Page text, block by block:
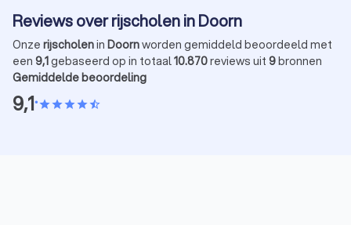
Reviews over rijscholen in Doorn
Onze rijscholenin Doornworden gemiddeld beoordeeld met
een 9,1gebaseerd op in totaal10.870reviews uit 9bronnen
Gemiddelde beoordeling
9,1•starstarstarstarstar_half